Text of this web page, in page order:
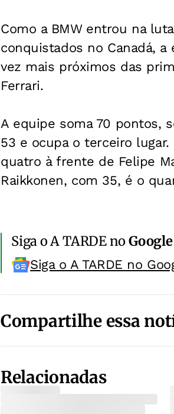
Como a BMW entrou na
conquistados no Canadá,
vez mais próximos das
Ferrari.
A equipe soma 70 pontos,
53 e ocupa o terceiro
quatro à frente de Felipe
Raikkonen, com 35, é o
Siga o A TARDE no
Siga o A TARDE no
Compartilhe essa
Relacionadas